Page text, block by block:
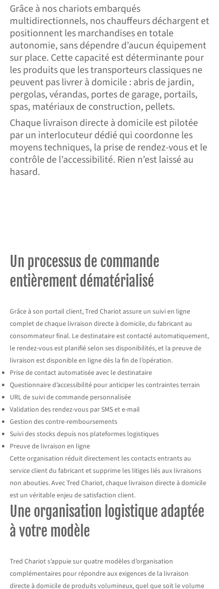
Grâce à nos chariots embarqués
multidirectionnels, nos chauffeurs déchargent et
positionnent les marchandises en totale
autonomie, sans dépendre d’aucun équipement
sur place. Cette capacité est déterminante pour
les produits que les transporteurs classiques ne
peuvent pas livrer à domicile : abris de jardin,
pergolas, vérandas, portes de garage, portails,
spas, matériaux de construction, pellets.
Chaque livraison directe à domicile est pilotée
par un interlocuteur dédié qui coordonne les
moyens techniques, la prise de rendez-vous et le
contrôle de l’accessibilité. Rien n’est laissé au
hasard.
Un processus de commande
entièrement dématérialisé
Grâce à son portail client, Tred Chariot assure un suivi en ligne
complet de chaque livraison directe à domicile, du fabricant au
consommateur final. Le destinataire est contacté automatiquement,
le rendez-vous est planifié selon ses disponibilités, et la preuve de
livraison est disponible en ligne dès la fin de l’opération.
Prise de contact automatisée avec le destinataire
Questionnaire d’accessibilité pour anticiper les contraintes terrain
URL de suivi de commande personnalisée
Validation des rendez-vous par SMS et e-mail
Gestion des contre-remboursements
Suivi des stocks depuis nos plateformes logistiques
Preuve de livraison en ligne
Cette organisation réduit directement les contacts entrants au
service client du fabricant et supprime les litiges liés aux livraisons
non abouties. Avec Tred Chariot, chaque livraison directe à domicile
est un véritable enjeu de satisfaction client.
Une organisation logistique adaptée
à votre modèle
Tred Chariot s’appuie sur quatre modèles d’organisation
complémentaires pour répondre aux exigences de la livraison
directe à domicile de produits volumineux, quel que soit le volume